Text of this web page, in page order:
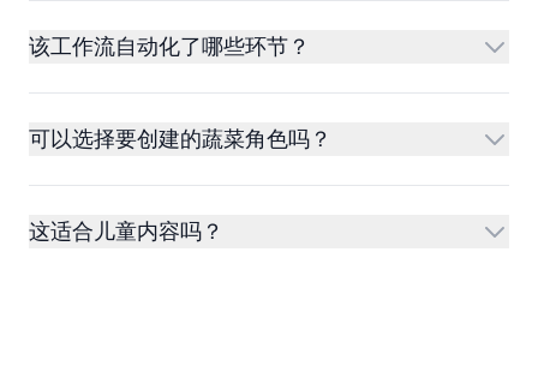
该工作流自动化了哪些环节？
可以选择要创建的蔬菜角色吗？
这适合儿童内容吗？